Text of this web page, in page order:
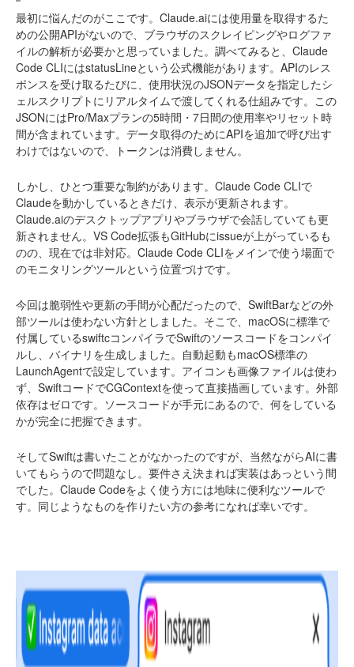
最初に悩んだのがここです。Claude.aiには使用量を取得するた
めの公開APIがないので、ブラウザのスクレイピングやログファ
イルの解析が必要かと思っていました。調べてみると、Claude
Code CLIにはstatusLineという公式機能があります。APIのレス
ポンスを受け取るたびに、使用状況のJSONデータを指定したシ
ェルスクリプトにリアルタイムで渡してくれる仕組みです。この
JSONにはPro/Maxプランの5時間・7日間の使用率やリセット時
間が含まれています。データ取得のためにAPIを追加で呼び出す
わけではないので、トークンは消費しません。
しかし、ひとつ重要な制約があります。Claude Code CLIで
Claudeを動かしているときだけ、表示が更新されます。
Claude.aiのデスクトップアプリやブラウザで会話していても更
新されません。VS Code拡張もGitHubにissueが上がっているも
のの、現在では非対応。Claude Code CLIをメインで使う場面で
のモニタリングツールという位置づけです。
今回は脆弱性や更新の手間が心配だったので、SwiftBarなどの外
部ツールは使わない方針としました。そこで、macOSに標準で
付属しているswiftcコンパイラでSwiftのソースコードをコンパイ
ルし、バイナリを生成しました。自動起動もmacOS標準の
LaunchAgentで設定しています。アイコンも画像ファイルは使わ
ず、SwiftコードでCGContextを使って直接描画しています。外部
依存はゼロです。ソースコードが手元にあるので、何をしている
かが完全に把握できます。
そしてSwiftは書いたことがなかったのですが、当然ながらAIに書
いてもらうので問題なし。要件さえ決まれば実装はあっという間
でした。Claude Codeをよく使う方には地味に便利なツールで
す。同じようなものを作りたい方の参考になれば幸いです。